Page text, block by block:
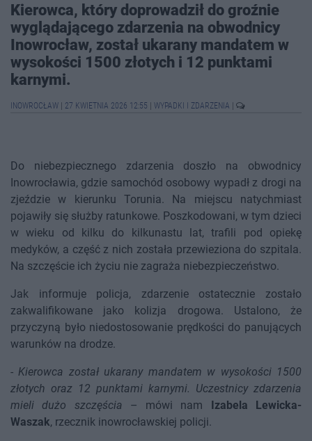
Kierowca, który doprowadził do groźnie
wyglądającego zdarzenia na obwodnicy
Inowrocław, został ukarany mandatem w
wysokości 1500 złotych i 12 punktami
karnymi.
INOWROCŁAW 27 KWIETNIA 2026 12:55 WYPADKI I ZDARZENIA
Do niebezpiecznego zdarzenia doszło na obwodnicy
Inowrocławia, gdzie samochód osobowy wypadł z drogi na
zjeździe w kierunku Torunia. Na miejscu natychmiast
pojawiły się służby ratunkowe. Poszkodowani, w tym dzieci
w wieku od kilku do kilkunastu lat, trafili pod opiekę
medyków, a część z nich została przewieziona do szpitala.
Na szczęście ich życiu nie zagraża niebezpieczeństwo.
Jak informuje policja, zdarzenie ostatecznie zostało
zakwalifikowane jako kolizja drogowa. Ustalono, że
przyczyną było niedostosowanie prędkości do panujących
warunków na drodze.
-Kierowca został ukarany mandatem w wysokości 1500
złotych oraz 12 punktami karnymi. Uczestnicy zdarzenia
mieli dużo szczęścia – mówi nam
Izabela Lewicka-
Waszak, rzecznik inowrocławskiej policji.